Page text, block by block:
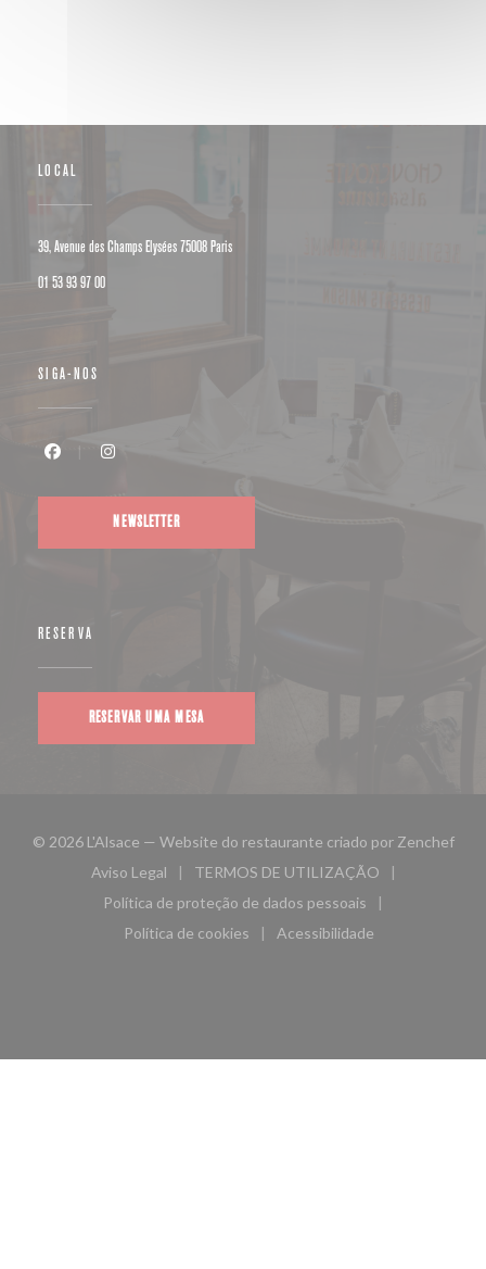
LOCAL
39, Avenue des Champs Elysées 75008 Paris((abre numa nova janela))
01 53 93 97 00
SIGA-NOS
NEWSLETTER
RESERVA
RESERVAR UMA MESA
© 2026 L'Alsace — Website do restaurante criado por Zenchef
Aviso Legal
((abre numa nova janela))
TERMOS DE UTILIZAÇÃO
((abre numa nova janela))
Política de proteção de dados pessoais
((abre numa nova janela))
Política de cookies
((abre numa nova janela))
Acessibilidade